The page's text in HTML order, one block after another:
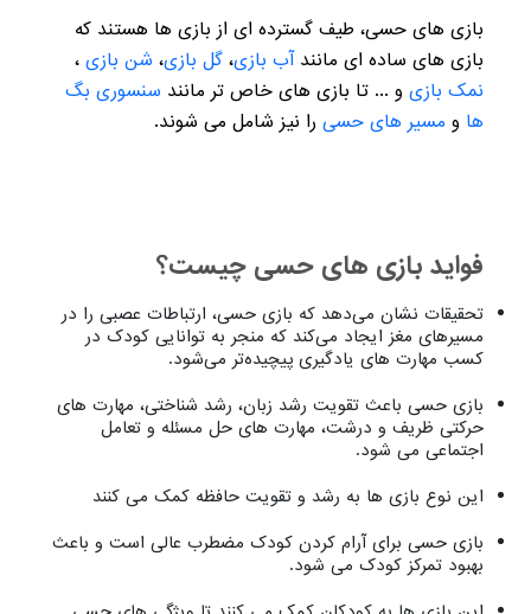
بازی های حسی، طیف گسترده ای از بازی ها هستند که
بازی های ساده ای مانندآب بازی، گل بازی، شن بازی،
نمک بازیو ... تا بازی های خاص تر مانند سنسوری بگ
ها و مسیر های حسیرا نیز شامل می شوند.
فواید بازی های حسی چیست؟
تحقیقات نشان می‌دهد که بازی حسی، ارتباطات عصبی را در
مسیرهای مغز ایجاد می‌کند که منجر به توانایی کودک در
کسب مهارت های یادگیری پیچیده‌تر می‌شود.
بازی حسی باعث تقویت رشد زبان، رشد شناختی، مهارت های
حرکتی ظریف و درشت، مهارت های حل مسئله و تعامل
اجتماعی می شود.
این نوع بازی ها به رشد و تقویت حافظه کمک می کنند
بازی حسی برای آرام کردن کودک مضطرب عالی است و باعث
بهبود تمرکز کودک می شود.